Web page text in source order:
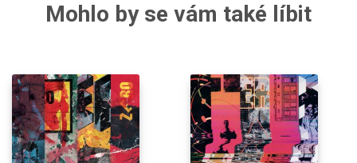
Mohlo by se vám také líbit